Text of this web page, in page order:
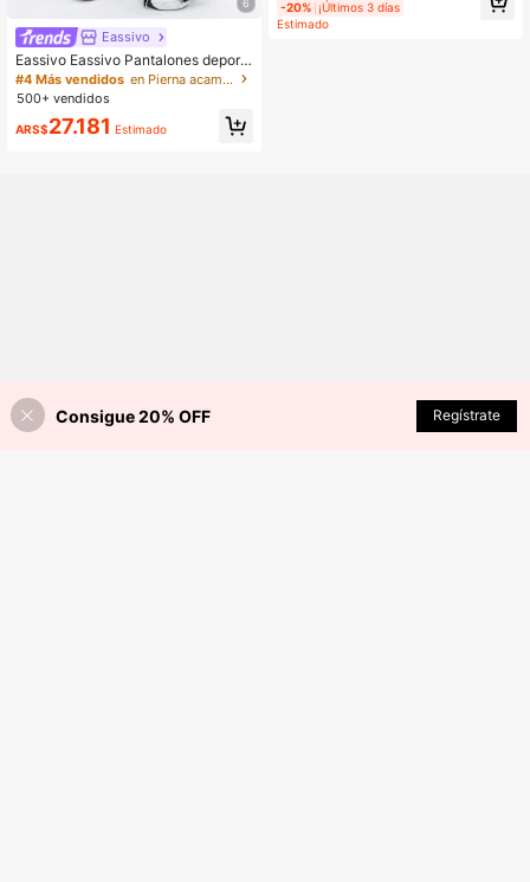
Eassivo
Eassivo Eassivo Pantalones deporti
vos casuales minimalistas con aplic
ación de patchwork para mujer, par
#4 Más vendidos
en Pierna acampanada Pantalones deportivos de muje
500+ vendidos
ARS$27.181 Estimado
onadura y escote redondo, ropa de
otoño para mujer
-20% ¡Últimos 3 días
Estimado
¡20% DE DESCUENTO! AÑADIR A LA BOLSA
Consigue 20% OFF Regístrate